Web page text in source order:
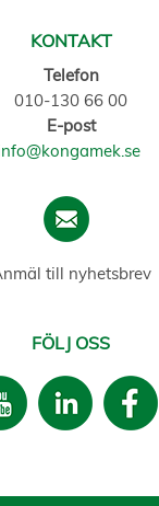
KONTAKT
Telefon
010-130 66 00
E-post
till nyhetsbrev
FÖLJ OSS